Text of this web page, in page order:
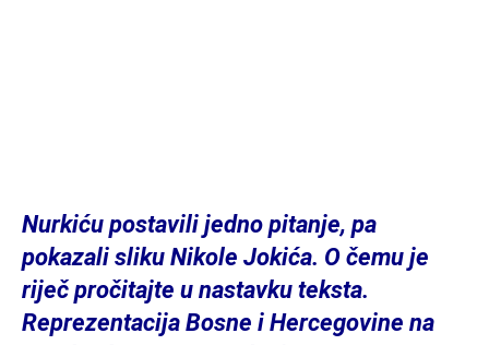
Nurkiću postavili jedno pitanje, pa
pokazali sliku Nikole Jokića. O čemu je
riječ pročitajte u nastavku teksta.
Reprezentacija Bosne i Hercegovine na